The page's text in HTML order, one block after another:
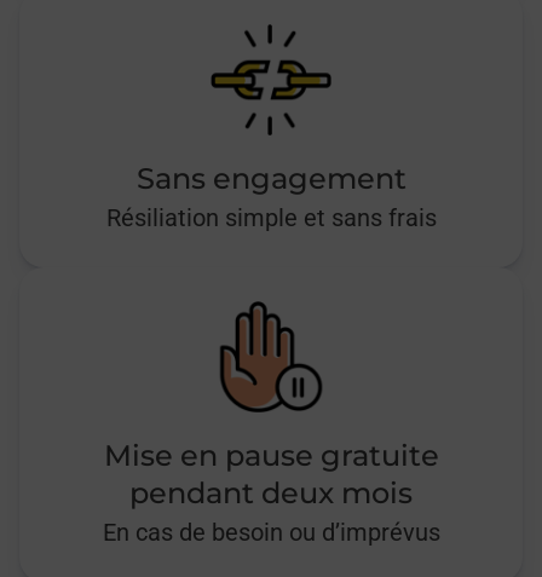
Sans engagement
Résiliation simple et sans frais
Mise en pause gratuite
pendant deux mois
En cas de besoin ou d’imprévus